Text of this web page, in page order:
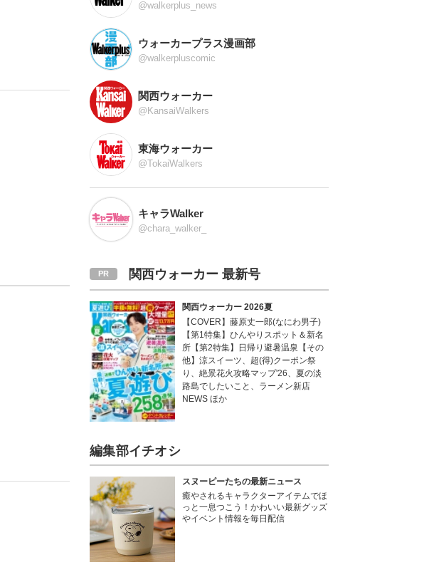
@walkerplus_news
ウォーカープラス漫画部
@walkerpluscomic
関西ウォーカー
@KansaiWalkers
東海ウォーカー
@TokaiWalkers
キャラWalker
@chara_walker_
関西ウォーカー 最新号
関西ウォーカー 2026夏
【COVER】藤原丈一郎(なにわ男子)
【第1特集】ひんやりスポット＆新名
所【第2特集】日帰り避暑温泉【その
他】涼スイーツ、超(得)クーポン祭
り、絶景花火攻略マップ'26、夏の淡
路島でしたいこと、ラーメン新店
NEWS ほか
編集部イチオシ
スヌーピーたちの最新ニュース
癒やされるキャラクターアイテムでほ
っと一息つこう！かわいい最新グッズ
やイベント情報を毎日配信